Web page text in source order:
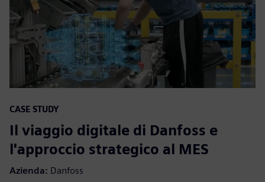
CASE STUDY
Il viaggio digitale di Danfoss e
l'approccio strategico al MES
Azienda: Danfoss